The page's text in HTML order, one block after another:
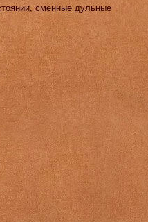
сменные дульные